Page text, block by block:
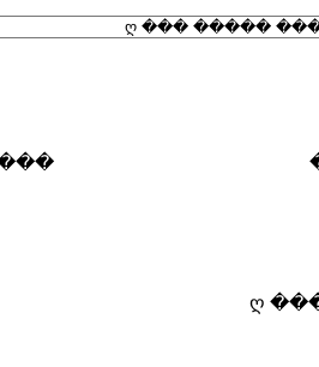
������